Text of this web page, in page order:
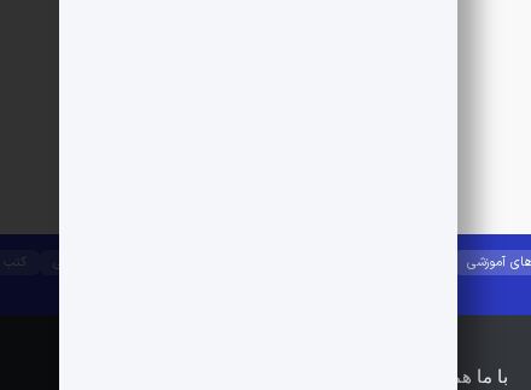
آموزشی مصالح ساختمانی
با ما همراه باشید